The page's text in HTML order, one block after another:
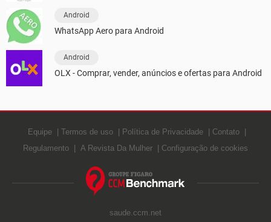
Android
WhatsApp Aero para Android
Android
OLX - Comprar, vender, anúncios e ofertas para Android
Equipe Termos de uso Política de Privacidade
Contato
Regulamento
A Revista Da Mulher Configuração de cookies
saude.ccm.net